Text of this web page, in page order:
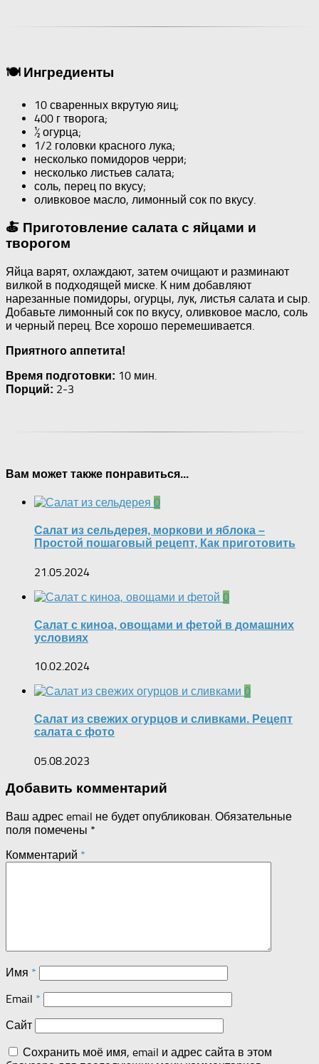
🍽 Ингредиенты
10 сваренных вкрутую яиц;
400 г творога;
½ огурца;
1/2 головки красного лука;
несколько помидоров черри;
несколько листьев салата;
соль, перец по вкусу;
оливковое масло, лимонный сок по вкусу.
🍝 Приготовление салата с яйцами и
творогом
Яйца варят, охлаждают, затем очищают и разминают
вилкой в ​​подходящей миске. К ним добавляют
нарезанные помидоры, огурцы, лук, листья салата и сыр.
Добавьте лимонный сок по вкусу, оливковое масло, соль
и черный перец. Все хорошо перемешивается.
Приятного аппетита!
Время подготовки: 10 мин.
Порций: 2-3
Вам может также понравиться...
0
Салат из сельдерея, моркови и яблока –
Простой пошаговый рецепт, Как приготовить
21.05.2024
0
Салат с киноа, овощами и фетой в домашних
условиях
10.02.2024
0
Салат из свежих огурцов и сливками. Рецепт
салата с фото
05.08.2023
Добавить комментарий
Ваш адрес email не будет опубликован. Обязательные
поля помечены *
Комментарий *
Имя *
Email *
Сайт
Сохранить моё имя, email и адрес сайта в этом